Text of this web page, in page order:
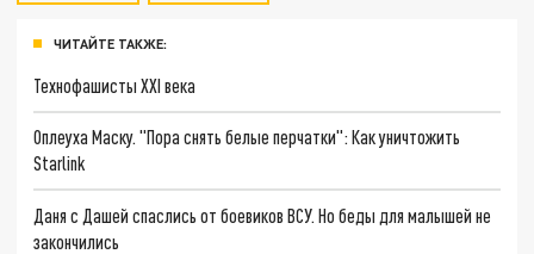
ЧИТАЙТЕ ТАКЖЕ:
Технофашисты XXI века
Оплеуха Маску. "Пора снять белые перчатки": Как уничтожить
Starlink
Даня с Дашей спаслись от боевиков ВСУ. Но беды для малышей не
закончились